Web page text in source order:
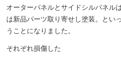
オーターパネルとサイドシルパネ
は新品パーツ取り寄せし塗装。とい
うことになりました。
それぞれ損傷した